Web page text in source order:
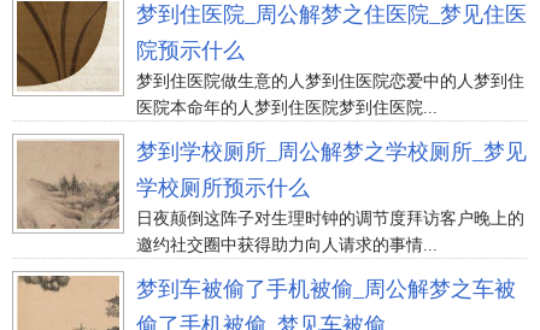
梦到住医院_周公解梦之住医院_梦见住医
院预示什么
梦到住医院做生意的人梦到住医院恋爱中的人梦到住
医院本命年的人梦到住医院梦到住医院...
梦到学校厕所_周公解梦之学校厕所_梦见
学校厕所预示什么
日夜颠倒这阵子对生理时钟的调节度拜访客户晚上的
邀约社交圈中获得助力向人请求的事情...
梦到车被偷了手机被偷_周公解梦之车被
偷了手机被偷_梦见车被偷